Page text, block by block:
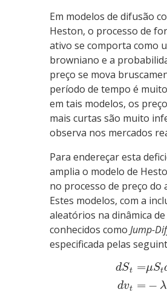
Em modelos de difusão
Heston, o processo de
ativo se comporta como
browniano e a
preço se mova
período de tempo é
em tais modelos, os
mais curtas são muito
observa nos mercados
Para endereçar esta
amplia o modelo de
no processo de preço do
Estes modelos, com a
aleatórios na dinâmica
conhecidos comoJump-
especificada pelas
dSt =
dvt =
μSt
− λ